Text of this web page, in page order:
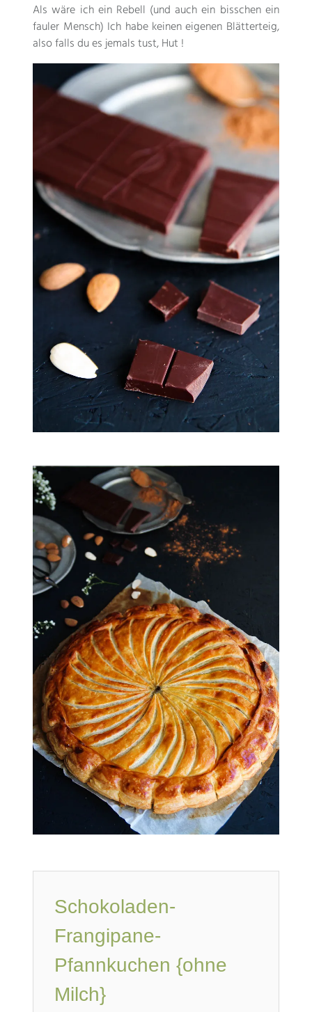
Als wäre ich ein Rebell (und auch ein bisschen ein
fauler Mensch) Ich habe keinen eigenen Blätterteig,
also falls du es jemals tust, Hut !
Schokoladen-
Frangipane-
Pfannkuchen {ohne
Milch}